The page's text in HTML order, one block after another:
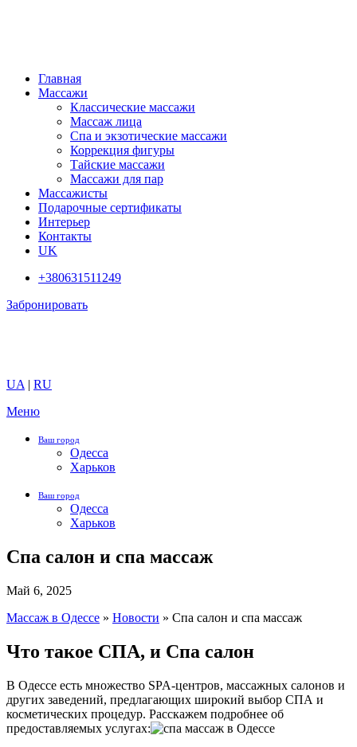
Главная
Массажи
Классические массажи
Массаж лица
Спа и экзотические массажи
Коррекция фигуры
Тайские массажи
Массажи для пар
Массажисты
Подарочные сертификаты
Интерьер
Контакты
UK
+380631511249
Забронировать
UA | RU
Меню
Ваш город
Одесса
Харьков
Ваш город
Одесса
Харьков
Спа салон и спа массаж
Май 6, 2025
Массаж в Одессе » Новости » Спа салон и спа массаж
Что такое СПА, и Спа салон
В Одессе есть множество SPA-центров, массажных салонов и
других заведений, предлагающих широкий выбор СПА и
косметических процедур. Расскажем подробнее об
предоставляемых услугах: